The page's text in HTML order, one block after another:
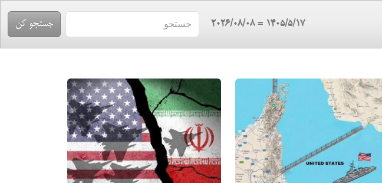
۱۴۰۵/۵/۱۷ = 2026/08/08